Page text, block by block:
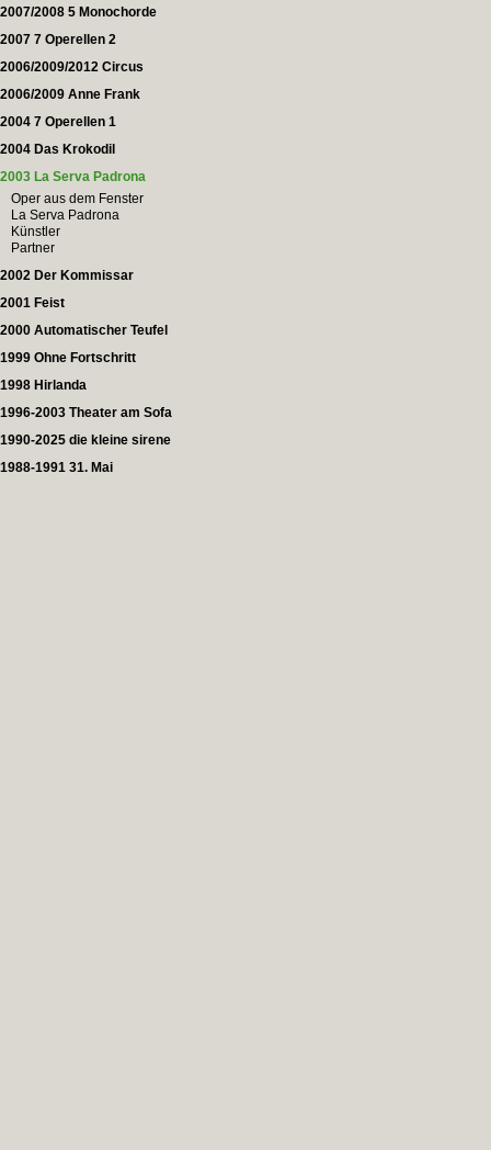
2007/2008 5 Monochorde
2007 7 Operellen 2
2006/2009/2012 Circus
2006/2009 Anne Frank
2004 7 Operellen 1
2004 Das Krokodil
2003 La Serva Padrona
Oper aus dem Fenster
La Serva Padrona
Künstler
Partner
2002 Der Kommissar
2001 Feist
2000 Automatischer Teufel
1999 Ohne Fortschritt
1998 Hirlanda
1996-2003 Theater am Sofa
1990-2025 die kleine sirene
1988-1991 31. Mai